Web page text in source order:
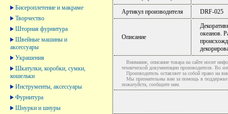
Бисероплетение и макраме
Творчество
Шторная фурнитура
Швейные машины и
аксессуары
Украшения
Шкатулки, коробки, сумки,
кошельки
Инструменты, аксессуары
Фурнитура
Шнурки и шнуры
Артикул производителя
DRF-025
Описание
океанов.
Внимание, описание товара на сайте носит
технической документации производителя. Во
Производитель оставляет за собой право на
Мы признательны вам за помощь в поддержке
пожалуйста, сообщите нам.